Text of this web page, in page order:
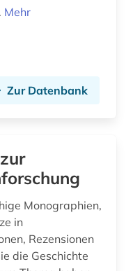
Mehr
Zur Datenbank
Monographien,
in
Rezensionen
die Geschichte